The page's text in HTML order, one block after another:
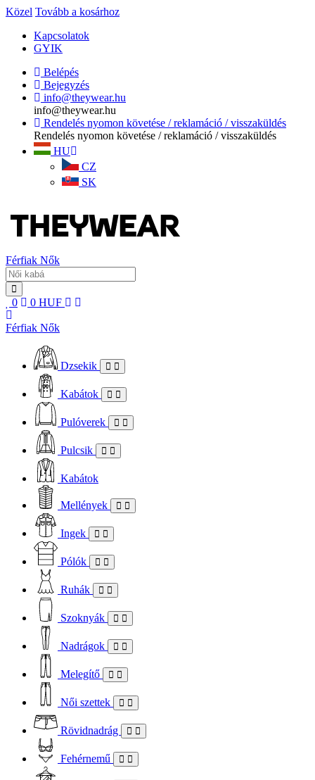
Közel Tovább a kosárhoz
Kapcsolatok
GYIK
Belépés
Bejegyzés
info@theywear.hu
info@theywear.hu
Rendelés nyomon követése / reklamáció / visszaküldés
Rendelés nyomon követése / reklamáció / visszaküldés
HU
CZ
SK
Férfiak Nők
0 0 HUF
Férfiak Nők
Dzsekik
Kabátok
Pulóverek
Pulcsik
Kabátok
Mellények
Ingek
Pólók
Ruhák
Szoknyák
Nadrágok
Melegítő
Női szettek
Rövidnadrág
Fehérnemű